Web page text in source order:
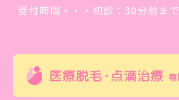
受付時間・・・初診：30分前ま